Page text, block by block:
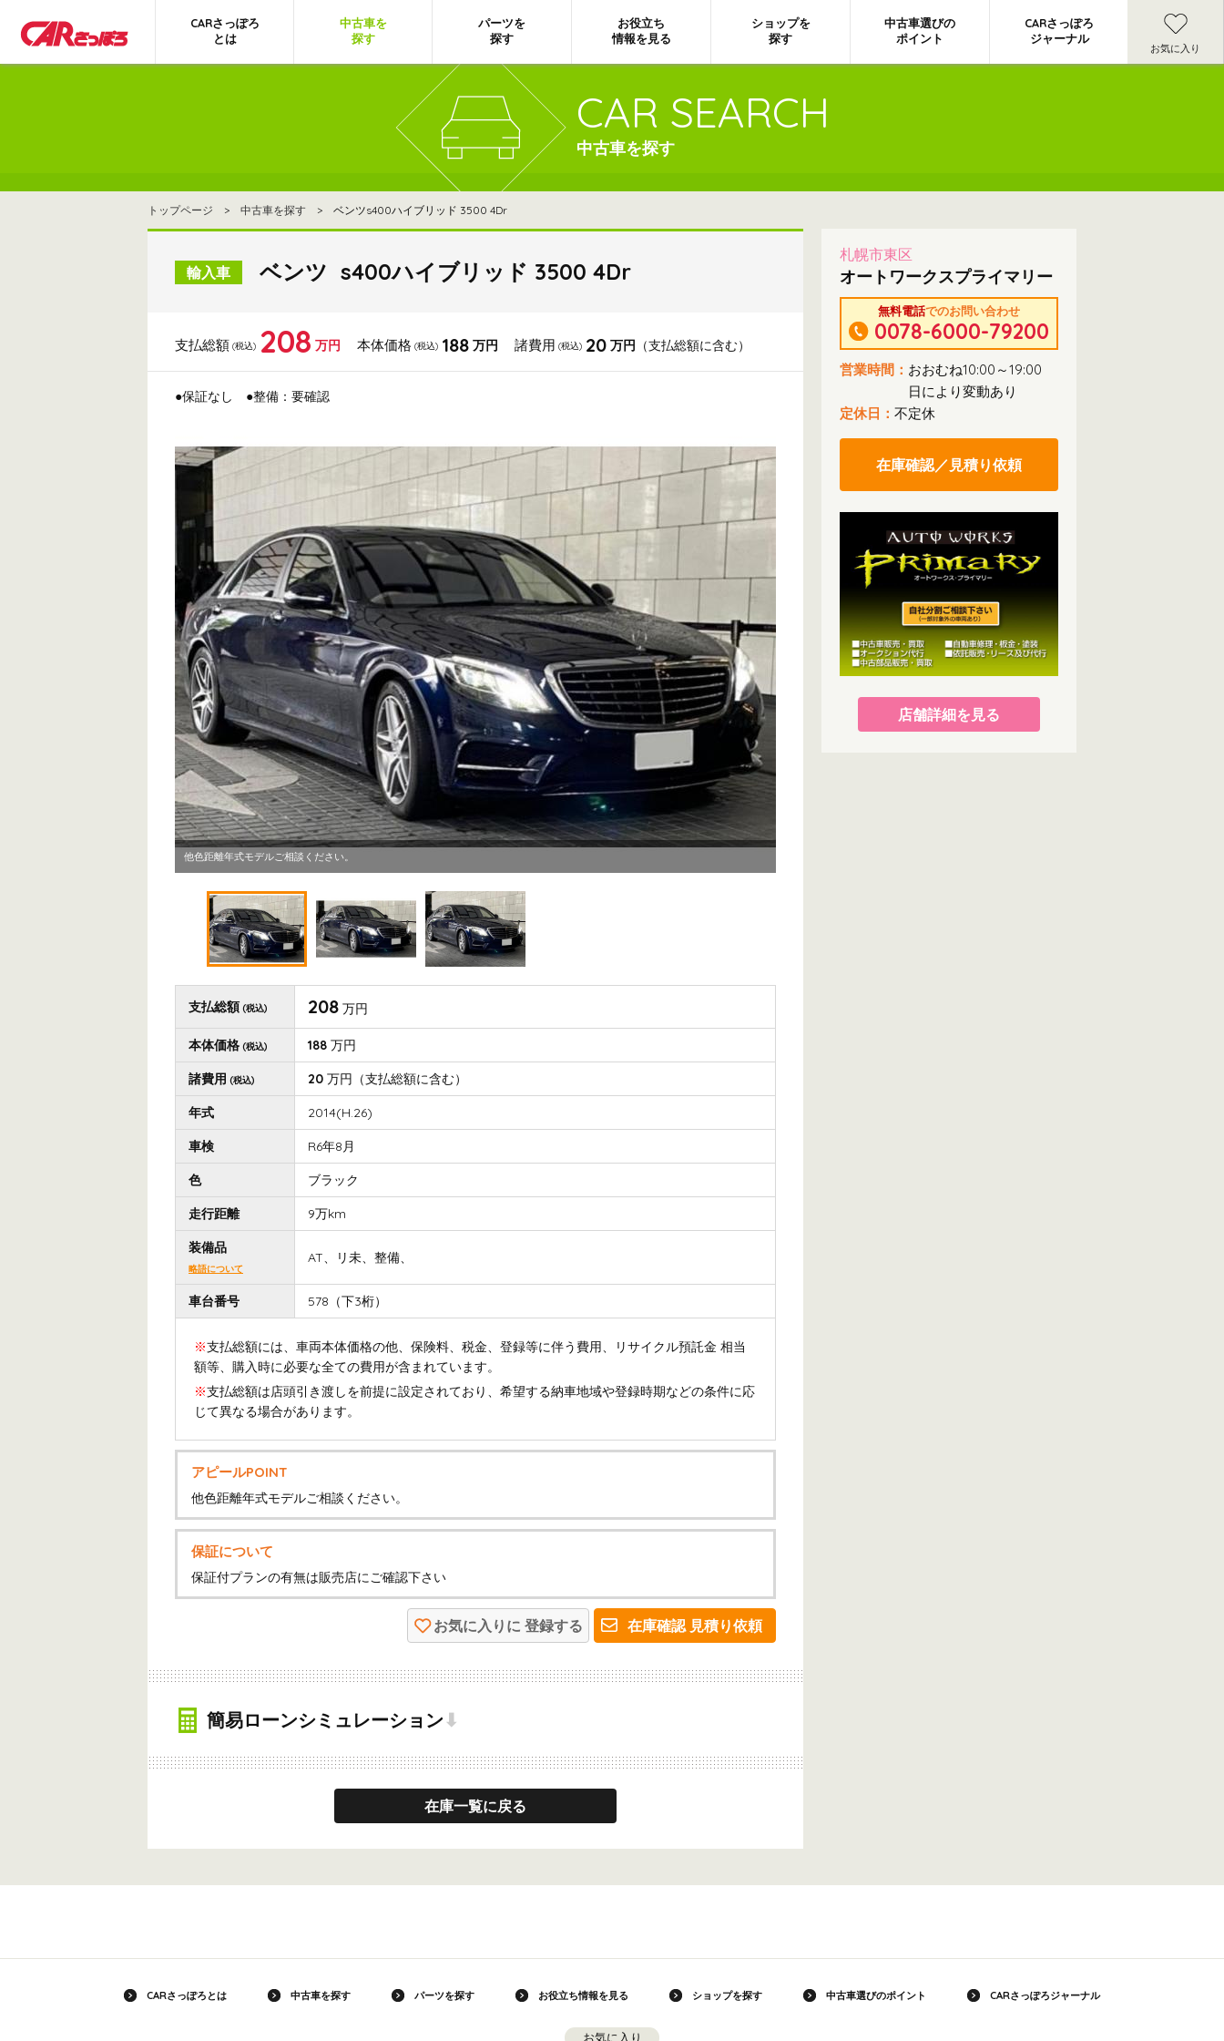
CARさっぽろ
とは
中古車を
探す
パーツを
探す
お役立ち
情報を見る
ショップを
探す
中古車選びの
ポイント
CARさっぽろ
ジャーナル
お気に入り
CAR SEARCH
中古車を探す
トップページ > 中古車を探す > ベンツs400ハイブリッド 3500 4Dr
輸入車 ベンツ s400ハイブリッド 3500 4Dr
支払総額 (税込) 208 万円 本体価格 (税込) 188 万円 諸費用 (税込) 20 万円 （支払総額に含む）
●保証なし ●整備：要確認
他色距離年式モデルご相談ください。
支払総額 (税込) 208 万円
本体価格 (税込) 188 万円
諸費用 (税込) 20 万円 （支払総額に含む）
年式 2014(H.26)
車検 R6年8月
色 ブラック
走行距離 9万km
装備品
略語について
AT、リ未、整備、
車台番号 578（下3桁）
※支払総額には、車両本体価格の他、保険料、税金、登録等に伴う費用、リサイクル預託金 相当
額等、購入時に必要な全ての費用が含まれています。
※支払総額は店頭引き渡しを前提に設定されており、希望する納車地域や登録時期などの条件に応
じて異なる場合があります。
アピールPOINT
他色距離年式モデルご相談ください。
保証について
保証付プランの有無は販売店にご確認下さい
在庫確認 見積り依頼
お気に入りに 登録する
簡易ローンシミュレーション ⬇
在庫一覧に戻る
札幌市東区
オートワークスプライマリー
無料電話でのお問い合わせ
0078-6000-79200
営業時間： おおむね10:00～19:00
日により変動あり
定休日： 不定休
在庫確認／見積り依頼
店舗詳細を見る
CARさっぽろとは 中古車を探す パーツを探す お役立ち情報を見る ショップを探す 中古車選びのポイント CARさっぽろジャーナル
お気に入り